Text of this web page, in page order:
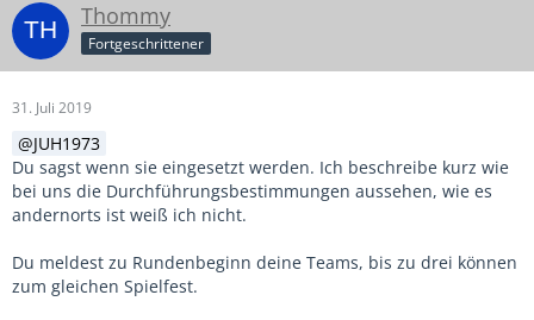
Thommy
Fortgeschrittener
31. Juli 2019
JUH1973
Du sagst wenn sie eingesetzt werden. Ich beschreibe kurz wie
bei uns die Durchführungsbestimmungen aussehen, wie es
andernorts ist weiß ich nicht.
Du meldest zu Rundenbeginn deine Teams, bis zu drei können
zum gleichen Spielfest.